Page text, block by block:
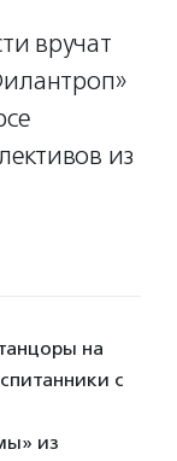
вручат
из
на
с
из